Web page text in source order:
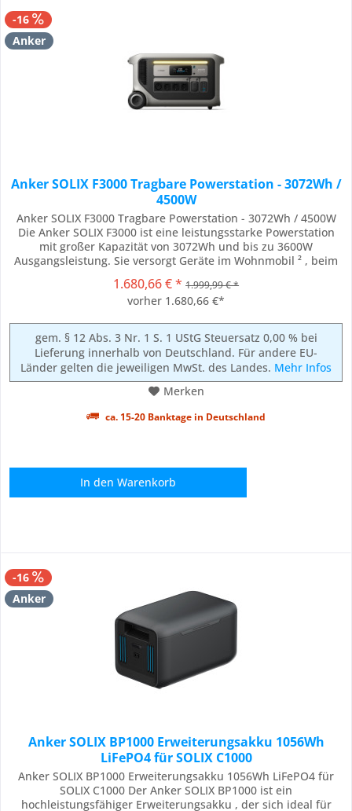
-16
Anker
Anker SOLIX F3000 Tragbare Powerstation - 3072Wh /
4500W
Anker SOLIX F3000 Tragbare Powerstation - 3072Wh / 4500W
Die Anker SOLIX F3000 ist eine leistungsstarke Powerstation
mit großer Kapazität von 3072Wh und bis zu 3600W
Ausgangsleistung. Sie versorgt Geräte im Wohnmobil ² , beim
mit ausdauernder Performance, damit alles zuverlässig
weiterläuft. Schnelles Solar-Laden...
1.680,66 € * 1.999,99 € *
vorher 1.680,66 €*
gem. § 12 Abs. 3 Nr. 1 S. 1 UStG Steuersatz 0,00 % bei
Lieferung innerhalb von Deutschland. Für andere EU-
Länder gelten die jeweiligen MwSt. des Landes. Mehr Infos
Merken
ca. 15-20 Banktage in Deutschland
In den Warenkorb
-16
Anker
Anker SOLIX BP1000 Erweiterungsakku 1056Wh
LiFePO4 für SOLIX C1000
Anker SOLIX BP1000 Erweiterungsakku 1056Wh LiFePO4 für
SOLIX C1000 Der Anker SOLIX BP1000 ist ein
hochleistungsfähiger Erweiterungsakku , der sich ideal für